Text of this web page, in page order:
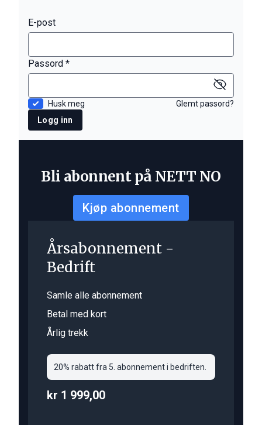
E-post
Passord *
Husk meg
Glemt passord?
Logg inn
Bli abonnent på NETT NO
Kjøp abonnement
Årsabonnement -
Bedrift
Samle alle abonnement
Betal med kort
Årlig trekk
20% rabatt fra 5. abonnement i bedriften.
kr 1 999,00